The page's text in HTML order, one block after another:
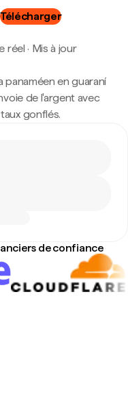
Télécharger
réel · Mis à jour
panaméen en guaraní
de l'argent avec
gonflés.
de confiance